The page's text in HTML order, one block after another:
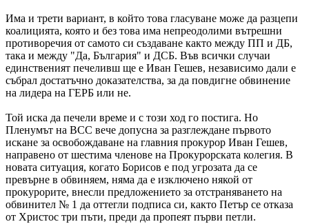
Има и трети вариант, в който това гласуване може да разцепи
коалицията, която и без това има непреодолими вътрешни
противоречия от самото си създаване както между ПП и ДБ,
така и между "Да, България" и ДСБ. Във всички случаи
единственият печеливш ще е Иван Гешев, независимо дали е
събрал достатъчно доказателства, за да повдигне обвинение
на лидера на ГЕРБ или не.
Той иска да печели време и с този ход го постига. Но
Пленумът на ВСС вече допусна за разглеждане първото
искане за освобождаване на главния прокурор Иван Гешев,
направено от шестима членове на Прокурорската колегия. В
новата ситуация, когато Борисов е под угрозата да се
превърне в обвиняем, няма да е изключено някой от
прокурорите, внесли предложението за отстраняването на
обвинител № 1 да оттегли подписа си, както Петър се отказа
от Христос три пъти, преди да пропеят първи петли.